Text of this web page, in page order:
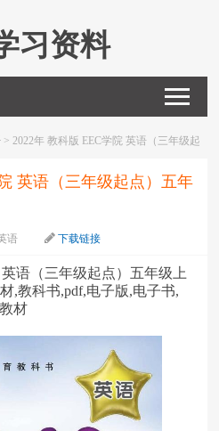
习资料
> 2022年 教科版 EEC学院 英语（三年级起
英语（三年级起点）五年
语
下载链接
语（三年级起点）五年级上
,教科书,pdf,电子版,电子书,
材